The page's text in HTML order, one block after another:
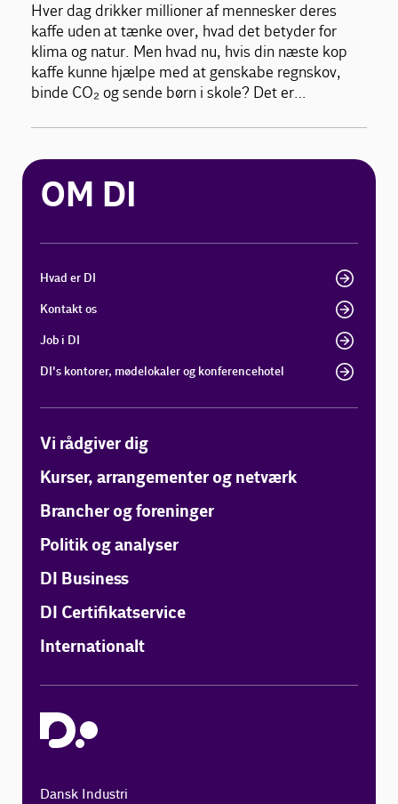
Hver dag drikker millioner af mennesker deres
kaffe uden at tænke over, hvad det betyder for
klima og natur. Men hvad nu, hvis din næste kop
kaffe kunne hjælpe med at genskabe regnskov,
binde CO₂ og sende børn i skole? Det er…
OM DI
Hvad er DI
Kontakt os
Job i DI
DI's kontorer, mødelokaler og konferencehotel
Vi rådgiver dig
Kurser, arrangementer og netværk
Brancher og foreninger
Politik og analyser
DI Business
DI Certifikatservice
Internationalt
Dansk Industri